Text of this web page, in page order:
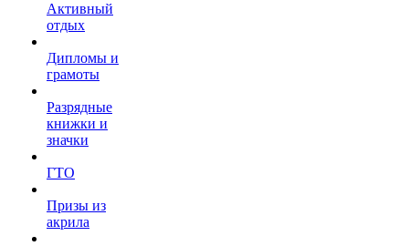
Активный
отдых
Дипломы и
грамоты
Разрядные
книжки и
значки
ГТО
Призы из
акрила